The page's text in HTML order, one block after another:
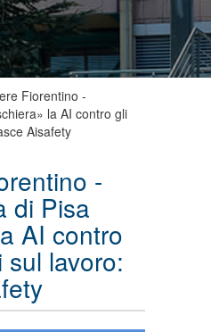
Fiorentino -
la AI contro gli
Aisafety
-
di Pisa
AI contro
lavoro: